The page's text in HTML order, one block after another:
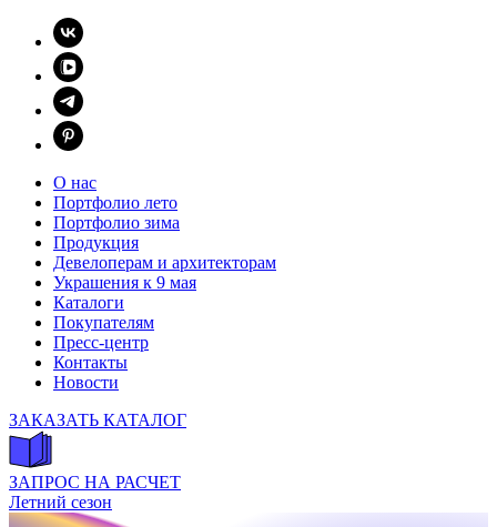
О нас
Портфолио лето
Портфолио зима
Продукция
Девелоперам и архитекторам
Украшения к 9 мая
Каталоги
Покупателям
Пресс-центр
Контакты
Новости
ЗАКАЗАТЬ КАТАЛОГ
ЗАПРОС НА РАСЧЕТ
Летний сезон